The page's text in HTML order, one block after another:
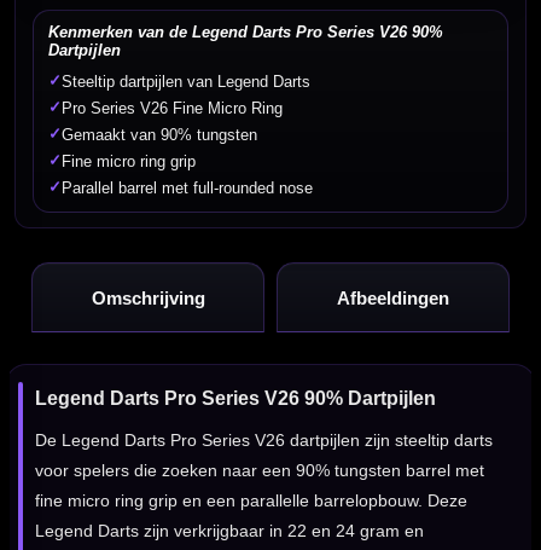
Kenmerken van de Legend Darts Pro Series V26 90%
Dartpijlen
✓Steeltip dartpijlen van Legend Darts
✓ Pro Series V26 Fine Micro Ring
✓Gemaakt van 90% tungsten
✓ Fine micro ring grip
✓ Parallel barrel met full-rounded nose
Omschrijving Afbeeldingen
Legend Darts Pro Series V26 90% Dartpijlen
De Legend Darts Pro Series V26 dartpijlen zijn steeltip darts
voor spelers die zoeken naar een 90% tungsten barrel met
fine micro ring grip en een parallelle barrelopbouw. Deze
Legend Darts zijn verkrijgbaar in 22 en 24 gram en